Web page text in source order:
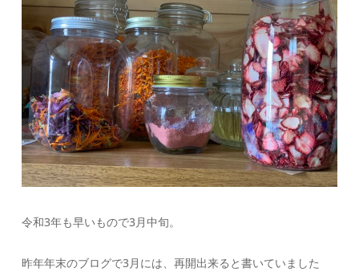
令和3年も早いもので3月中旬。
昨年年末のブログで3月には、再開出来ると書いていました